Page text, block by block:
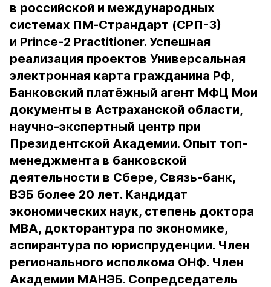
в российской и международных
системах ПМ-Страндарт (СРП-3)
и Prince-2 Practitioner. Успешная
реализация проектов Универсальная
электронная карта гражданина РФ,
Банковский платёжный агент МФЦ Мои
документы в Астраханской области,
научно-экспертный центр при
Президентской Академии. Опыт топ-
менеджмента в банковской
деятельности в Сбере, Связь-банк,
ВЭБ более 20 лет. Кандидат
экономических наук, степень доктора
МВА, докторантура по экономике,
аспирантура по юриспруденции. Член
регионального исполкома ОНФ. Член
Академии МАНЭБ. Сопредседатель